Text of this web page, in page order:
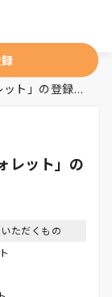
手数料0円！送金アプリ「エアウォレット」の登録＆TT投稿モニター募集♪
レット」の
ただくもの